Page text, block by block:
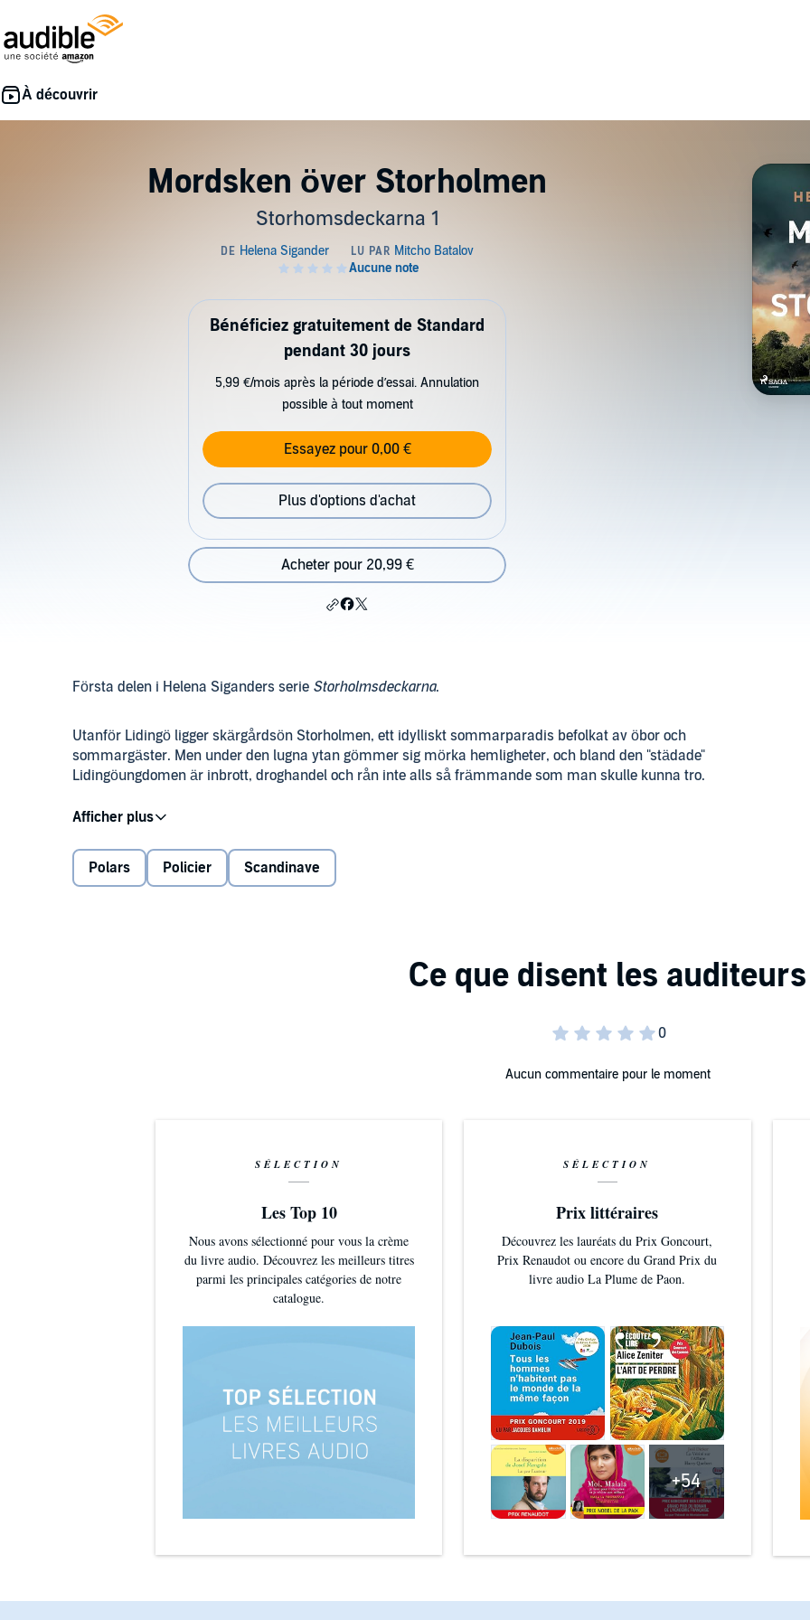
Mordsken över Storholmen
Storhomsdeckarna 1
Bénéficiez gratuitement de Standard
pendant 30 jours
5,99 €/mois après la période d’essai. Annulation
possible à tout moment
Essayez pour 0,00 €
Plus d'options d'achat
Acheter pour 20,99 €
Första delen i Helena Siganders serie Storholmsdeckarna.
Utanför Lidingö ligger skärgårdsön Storholmen, ett idylliskt sommarparadis befolkat av öbor och
sommargäster. Men under den lugna ytan gömmer sig mörka hemligheter, och bland den "städade"
Lidingöungdomen är inbrott, droghandel och rån inte alls så främmande som man skulle kunna tro.
En ledtråd från ett gammalt kallt fall, ett brutalt rån mot en juvelerarbutik, har lett narkotikapolisen Tim
Sandelius till ön. När en död kvinna flyter i land på en badstrand kallas även sjöpolisen Margareta Loman till
Storholmen och snart börjar fler märkliga händelser att ske.
Helena Sigander är en svensk förläggare och författare av över 30 böcker. Hon har skrivit romaner,
Polars Policier Scandinave
Aucun commentaire pour le moment
SÉLECTION
Les Top 10
Nous avons sélectionné pour vous la crème
du livre audio. Découvrez les meilleurs titres
parmi les principales catégories de notre
catalogue.
SÉLECTION
Prix littéraires
Découvrez les lauréats du Prix Goncourt,
Prix Renaudot ou encore du Grand Prix du
livre audio La Plume de Paon.
+54